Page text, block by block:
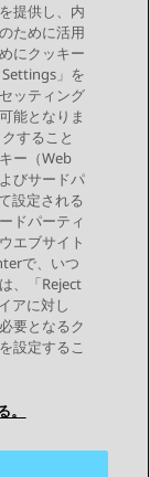
する
次のトピック
提供し、内
ために活用
にクッキー
」を
ッティング
能となりま
すること
ー（Web
びサードパ
設定される
ドパーティ
エブサイト
で、いつ
、「Reject
アに対し
要となるク
設定するこ